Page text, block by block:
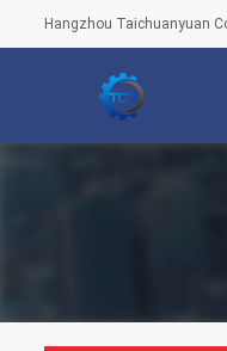
Hangzhou Taichuanyuan